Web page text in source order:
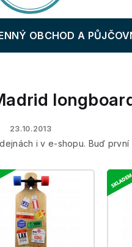
OBCHOD A
23.10.2013
i v e-shopu. Buď